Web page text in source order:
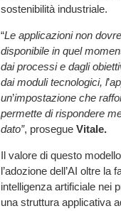
sostenibilità industriale.
“Le applicazioni non
disponibile in quel
dai processi e dagli
dai moduli tecnologici, l’
un’impostazione che
permette di rispondere
dato”, prosegue Vitale.
Il valore di questo
l’adozione dell’AI oltre
intelligenza artificiale nei
una struttura applicativa